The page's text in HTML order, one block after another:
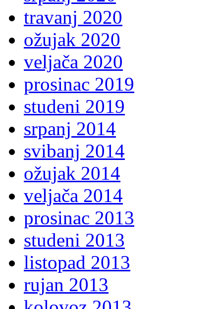
travanj 2020
ožujak 2020
veljača 2020
prosinac 2019
studeni 2019
srpanj 2014
svibanj 2014
ožujak 2014
veljača 2014
prosinac 2013
studeni 2013
listopad 2013
rujan 2013